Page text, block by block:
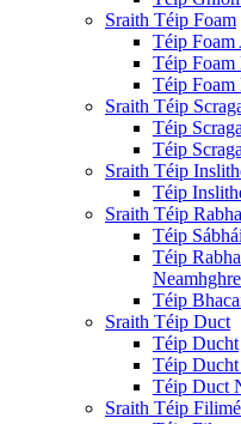
Sraith Téip Foam
Téip Foam
Téip Foam
Téip Foam
Sraith Téip
Téip
Téip
Sraith Téip
Téip
Sraith Téip
Téip
Téip
Téip
Sraith Téip Duct
Téip Ducht
Téip Ducht
Téip Duct
Sraith Téip